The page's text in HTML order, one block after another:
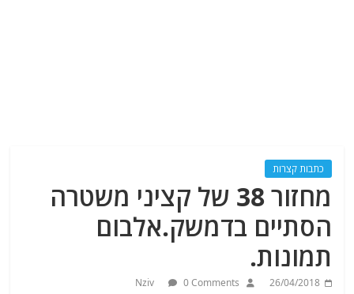
כתבות קצרות
מחזור 38 של קציני משטרה
הסתיים בדמשק.אלבום
תמונות.
26/04/2018
Nziv 0 Comments